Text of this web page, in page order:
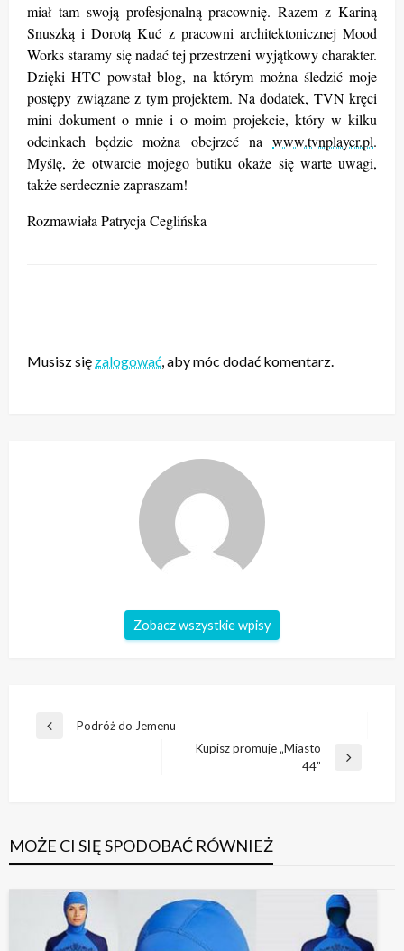
miał tam swoją profesjonalną pracownię. Razem z Kariną
Snuszką i Dorotą Kuć z pracowni architektonicznej Mood
Works staramy się nadać tej przestrzeni wyjątkowy charakter.
Dzięki HTC powstał blog, na którym można śledzić moje
postępy związane z tym projektem. Na dodatek, TVN kręci
mini dokument o mnie i o moim projekcie, który w kilku
odcinkach będzie można obejrzeć na www.tvnplayer.pl.
Myślę, że otwarcie mojego butiku okaże się warte uwagi,
także serdecznie zapraszam!
Rozmawiała Patrycja Ceglińska
Musisz się zalogować, aby móc dodać komentarz.
Zobacz wszystkie wpisy
Nawigacja
Poprzedni
Podróż do Jemenu
Kupisz promuje „Miasto
44”
MOŻE CI SIĘ SPODOBAĆ RÓWNIEŻ